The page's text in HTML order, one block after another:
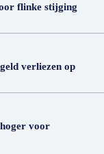
flinke stijging
verliezen op
voor